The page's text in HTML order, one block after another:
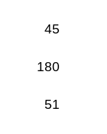
45
180
51